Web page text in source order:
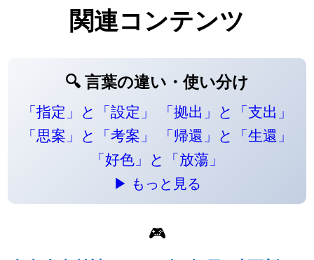
関連コンテンツ
🔍 言葉の違い・使い分け
「指定」と「設定」
「拠出」と「支出」
「思案」と「考案」
「帰還」と「生還」
「好色」と「放蕩」
▶ もっと見る
🎮